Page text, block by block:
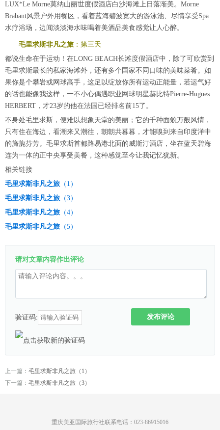
LUX*Le Morne莫纳山丽世度假酒店白沙海滩上日落渐美。Morne
Brabant风景户外用餐区，看着蓝海碧波宽大的游泳池、尽情享受Spa
水疗浴场，边闻淡淡海水味喝着美酒品美食感觉让人心醉。
毛里求斯非凡之旅 ：第三天
都说生命在于运动！在LONG BEACH长滩度假酒店中，除了可欣赏到
毛里求斯最长的私家海滩外，还有多个国家不同口味的美味菜肴。如
果你是个攀岩或网球高手，这足以绽放你所有运动正能量，若运气好
的话也能像我这样，一不小心偶遇职业网球明星赫比特Pierre-Hugues
HERBERT，才23岁的他在法国已经排名前15了。
不身处毛里求斯，便难以想象天堂的美丽；它的千种面貌万般风情，
只有住在海边，看潮来又潮往，朝朝共暮暮，才能嗅到来自印度洋中
的旖旎芬芳。毛里求斯首都路易港北面的威斯汀酒店，坐在蓝天碧海
连为一体的正中央享受美餐，这种感觉至今让我记忆犹新。
相关链接
毛里求斯非凡之旅 （1）
毛里求斯非凡之旅 （3）
毛里求斯非凡之旅 （4）
毛里求斯非凡之旅 （5）
请对文章内容作出评论
验证码: 发布评论
上一篇： 毛里求斯非凡之旅（1）
下一篇： 毛里求斯非凡之旅（3）
重庆美亚国际旅行社联系电话：023-86915016